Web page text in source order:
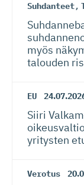
Suhdanteet,
myös
talouden
EU
Siiri
yritysten
Verotus